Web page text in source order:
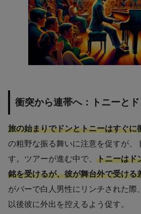
衝突から連帯へ：トニーと
旅の始まりでドンとトニーはすぐに
の粗野な振る舞いに注意を促すが、
す。ツアーが進む中で、 トニーはド
銘を受けるが、彼が舞台外で受ける
がバーで白人男性にリンチされた際
以後彼に外出を控えるよう促す。